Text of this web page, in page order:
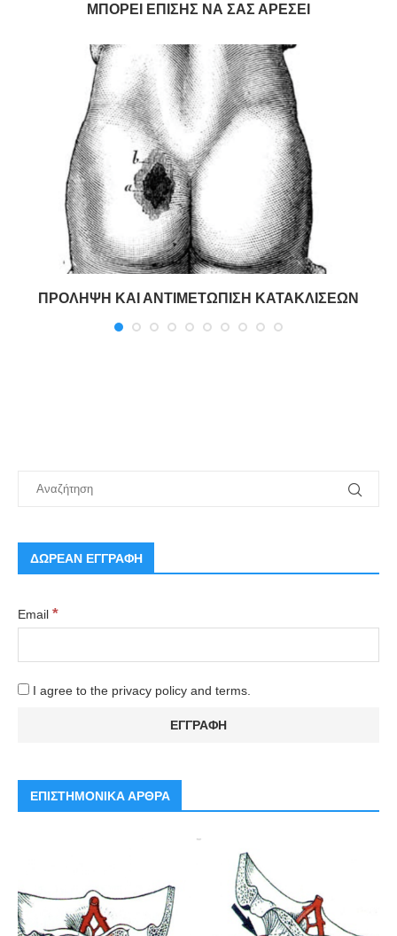
ΜΠΟΡΕΊ ΕΠΊΣΗΣ ΝΑ ΣΑΣ ΑΡΈΣΕΙ
ΠΡΟΛΗΨΗ ΚΑΙ ΑΝΤΙΜΕΤΩΠΙΣΗ ΚΑΤΑΚΛΙΣΕΩΝ
ΔΩΡΕΑΝ ΕΓΓΡΑΦΗ
Email *
I agree to the privacy policy and terms.
ΕΠΙΣΤΗΜΟΝΙΚΑ ΑΡΘΡΑ